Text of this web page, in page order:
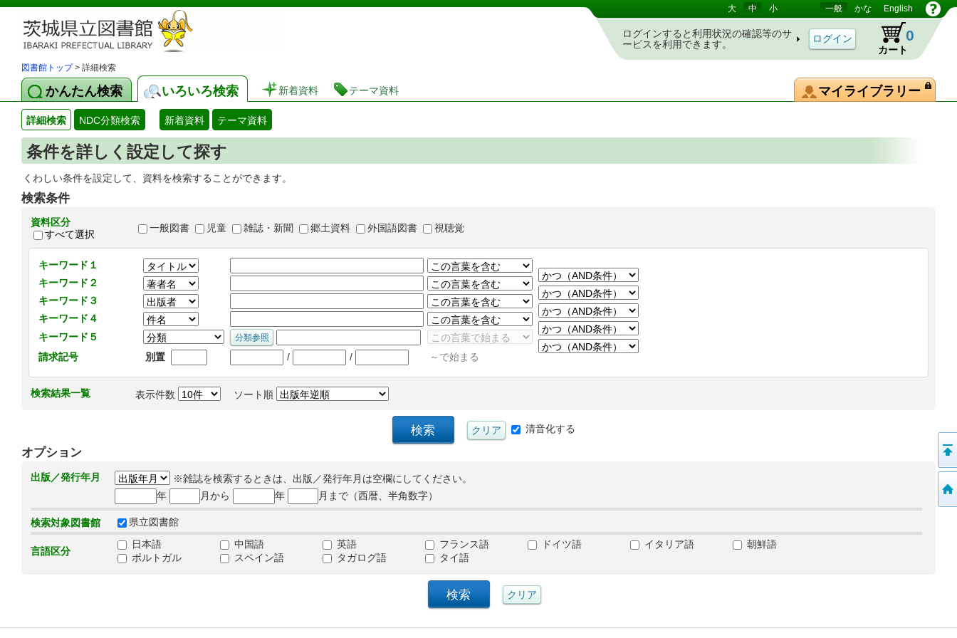
茨城県立図書館 蔵書検索・予約システム 大 中 小 一般 かな English
ログインすると利用状況の確認等のサ
ービスを利用できます。
カート
0
図書館トップ> 詳細検索
かんたん検索 いろいろ検索 新着資料 テーマ資料 マイライブラリー
詳細検索 NDC分類検索 新着資料 テーマ資料
条件を詳しく設定して探す
くわしい条件を設定して、資料を検索することができます。
検索条件
資料区分
すべて選択
一般図書 児童 雑誌・新聞 郷土資料 外国語図書 視聴覚
キーワード１
キーワード２
キーワード３
キーワード４
キーワード５
請求記号
別置 / / ～で始まる
検索結果一覧 表示件数 ソート順
清音化する
オプション
出版／発行年月
※雑誌を検索するときは、出版／発行年月は空欄にしてください。
年
月から 年 月まで（西暦、半角数字）
検索対象図書館 県立図書館
言語区分
日本語 中国語 英語 フランス語 ドイツ語 イタリア語
朝鮮語
ポルトガル
スペイン語 タガログ語 タイ語